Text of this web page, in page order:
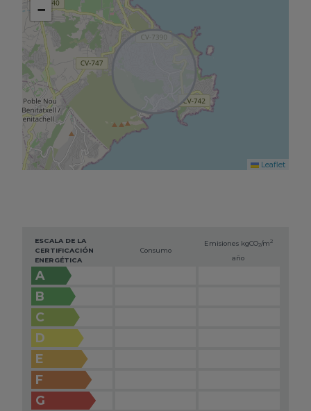
−
Leaflet
ESCALA DE LA
CERTIFICACIÓN
ENERGÉTICA
Consumo
Emisiones kgCO2/m2
año
A
B
C
D
E
F
G